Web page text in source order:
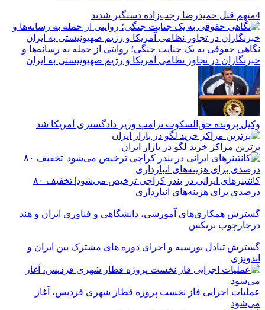
4متهم قتل حمیدرضا رجب‌زاده دستگیر شدند
نگاهی حقوقی به یک جنایت جنگی؛ روایتی از حمله به رسانه‌ها و
خبرنگاران در تجاوز نظامی آمریکا و رژیم صهیونیستی به ایران
وکیل پرونده حق‌السکوت ترامپ وزیر دادگستری آمریکا شد
برترین مراکز خرید لگو در بازار ایران
کانتینرهای ایرانی در بندر کراچی ترخیص می‌شود| تخفیف ۸۰
درصدی برای هزینه‌های انبارداری
گسترش همکاری‌های آموزشی، دانشگاهی و فناوری ایران و هند
درچارچوب بریکس
گسترش تبادل بورسیه و اجرای دوره های مشترک بین ایران و
اندونزی
عملیات اجرایی فاز نخست پروژه قطار شهری فردیس، آغاز
می‌شود